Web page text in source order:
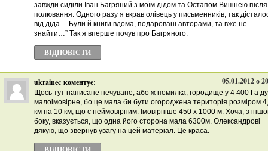
завжди сиділи Іван Багряний з моїм дідом та Остапом Вишнею після
полювання. Одного разу я вкрав олівець у письменників, так
від діда… Були й книги вдома, подаровані авторами, та вже не
знайти…” Так я вперше почув про Багряного.
ВІДПОВІCТИ
ukrainec коментує: 05.01.2012 о
Щось тут написане нечуване, або ж помилка, городище у 4 400 Га
малоімовірне, бо це мала би бути огороджена територія розміром
км на 10 км, що є неймовірним. Імовірніше 450 х 1000 м. Хоча, з
боку, вказується, що одна його сторона мала 6300м. Олександрові
дякую, що звернув увагу на цей матеріал. Це краса.